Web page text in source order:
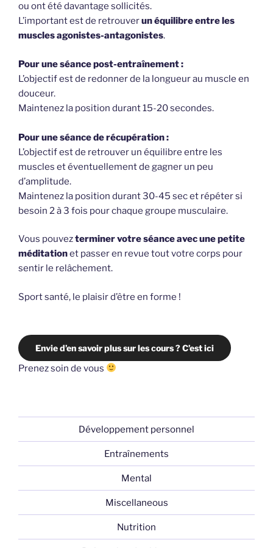
ou ont été davantage sollicités.
L’important est de retrouverun équilibre entre les
muscles agonistes-antagonistes.
Pour une séance post-entraînement :
L’objectif est de redonner de la longueur au muscle en
douceur.
Maintenez la position durant 15-20 secondes.
Pour une séance de récupération :
L’objectif est de retrouver un équilibre entre les
muscles et éventuellement de gagner un peu
d’amplitude.
Maintenez la position durant 30-45 sec et répéter si
besoin 2 à 3 fois pour chaque groupe musculaire.
Vous pouvezterminer votre séance avec une petite
méditationet passer en revue tout votre corps pour
sentir le relâchement.
Sport santé, le plaisir d’être en forme !
Envie d’en savoir plus sur les cours ? C’est ici
Prenez soin de vous
Développement personnel
Entraînements
Mental
Miscellaneous
Nutrition